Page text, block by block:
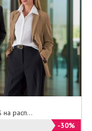
на расп...
-30%